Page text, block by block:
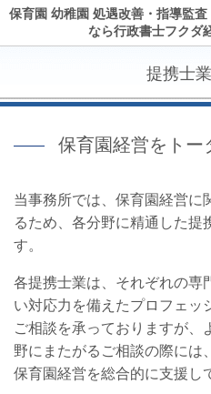
保育園 幼稚園 処遇改善・指導監
なら行政書士フクダ
提携士
保育園経営をトー
当事務所では、保育園経営に
るため、各分野に精通した提
す。
各提携士業は、それぞれの専
い対応力を備えたプロフェッ
ご相談を承っておりますが、
野にまたがるご相談の際には
保育園経営を総合的に支援し